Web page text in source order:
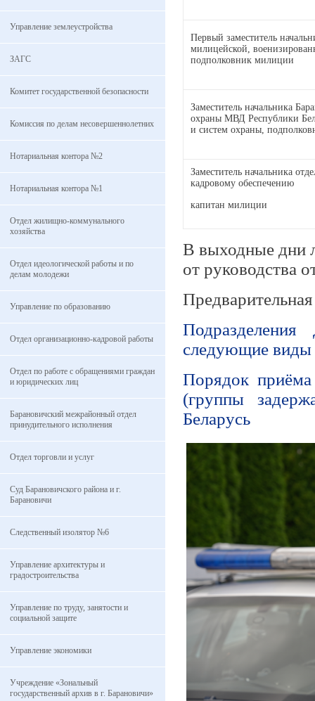
Управление землеустройства
ЗАГС
Комитет государственной безопасности
Комиссия по делам несовершеннолетних
Нотариальная контора №2
Нотариальная контора №1
Отдел жилищно-коммунального
хозяйства
Отдел идеологической работы и по
делам молодежи
Управление по образованию
Отдел организационно-кадровой работы
Отдел по работе с обращениями граждан
и юридических лиц
Барановичский межрайонный отдел
принудительного исполнения
Отдел торговли и услуг
Суд Барановичского района и г.
Барановичи
Следственный изолятор №6
Управление архитектуры и
градостроительства
Управление по труду, занятости и
социальной защите
Управление экономики
Учреждение «Зональный
государственный архив в г. Барановичи»
Первый заместитель
милицейской,
подполковник милиции
Заместитель начальника
охраны МВД Республики
и систем охраны,
Заместитель начальника
кадровому обеспечению
капитан милиции
В выходные дни
от руководства
следующие виды
Порядок
(группы
Беларусь